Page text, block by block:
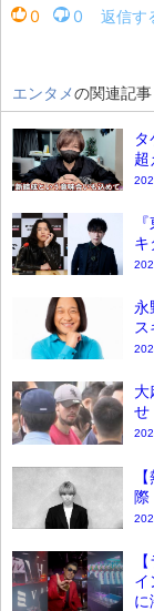
エンタメの関連記事
超
キ
永
ス
大
せ
際
イ
に